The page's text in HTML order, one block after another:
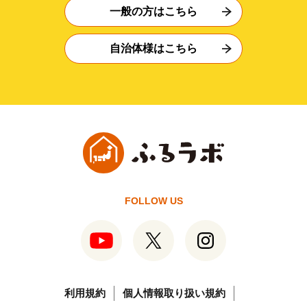
一般の方はこちら
自治体様はこちら
FOLLOW US
利用規約 個人情報取り扱い規約